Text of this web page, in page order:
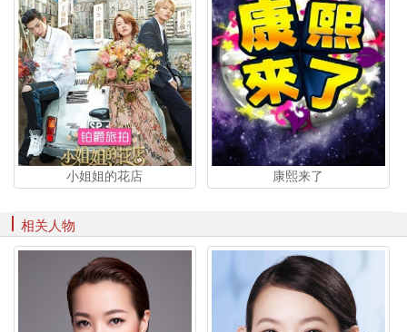
小姐姐的花店 康熙来了
相关人物